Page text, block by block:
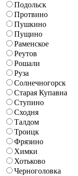
Подольск
Протвино
Пушкино
Пущино
Раменское
Реутов
Рошали
Руза
Солнечногорск
Старая Купавна
Ступино
Сходня
Талдом
Троицк
Фрязино
Химки
Хотьково
Черноголовка